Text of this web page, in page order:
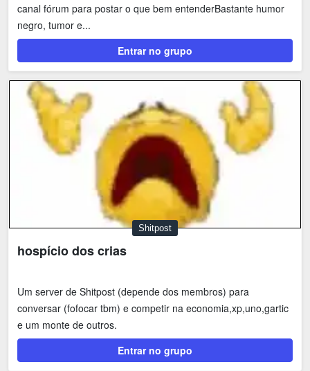
canal fórum para postar o que bem entenderBastante humor
negro, tumor e...
Entrar no grupo
Shitpost
hospício dos crias
Um server de Shitpost (depende dos membros) para
conversar (fofocar tbm) e competir na economia,xp,uno,gartic
e um monte de outros.
Entrar no grupo